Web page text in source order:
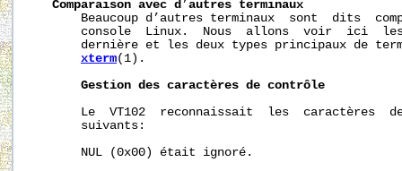
Comparaison avec d ’ autres terminaux
Beaucoup d’autres terminaux  sont  dits
console  Linux.  Nous  allons  voir  ici
dernière et les deux types principaux de
xterm(1).
Gestion des caractères de contrôle
Le  VT102  reconnaissait  les  caractères
       suivants:
       NUL (0x00) était ignoré.